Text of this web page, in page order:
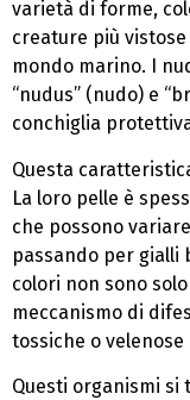
varietà di forme,
creature più
mondo marino. I
“nudus” (nudo) e
conchiglia
Questa
La loro pelle è
che possono
passando per gialli
colori non sono
meccanismo di
tossiche o
Questi organismi